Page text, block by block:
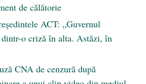
de călătorie
ACT: „Guvernul
o criză în alta. Astăzi, în
CNA de cenzură după